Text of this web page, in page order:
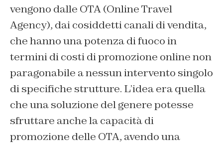
vengono dalle OTA (Online Travel
Agency), dai cosiddetti canali di vendita,
che hanno una potenza di fuoco in
termini di costi di promozione online non
paragonabile a nessun intervento singolo
di specifiche strutture. L’idea era quella
che una soluzione del genere potesse
sfruttare anche la capacità di
promozione delle OTA, avendo una